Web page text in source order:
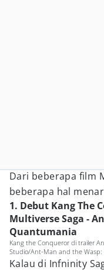
Dari beberapa film
beberapa hal
1. Debut Kang The
Multiverse Saga -
Quantumania
Kang the Conqueror di trailer
Studio/Ant-Man and the
Kalau di Infninity